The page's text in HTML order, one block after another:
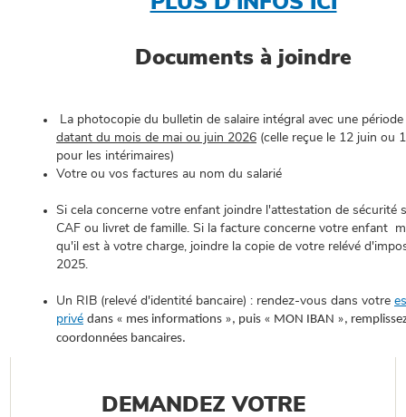
Documents à joindre
La photocopie du bulletin de salaire intégral avec une
datant du mois de mai ou juin 2026 (celle reçue le 12 juin ou
pour les intérimaires)
Votre ou vos factures au nom du salarié
Si cela concerne votre enfant joindre l'attestation de sécurité
CAF ou livret de famille. Si la facture concerne votre enfant
qu'il est à votre charge, joindre la copie de votre relévé
2025.
Un RIB (relevé d'identité bancaire) : rendez-vous dans votre
privé dans « mes informations », puis « MON IBAN »,
coordonnées bancaires.
DEMANDEZ VOTRE